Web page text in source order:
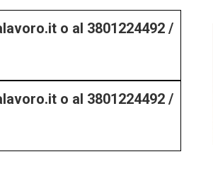
o al 3801224492 /
o al 3801224492 /